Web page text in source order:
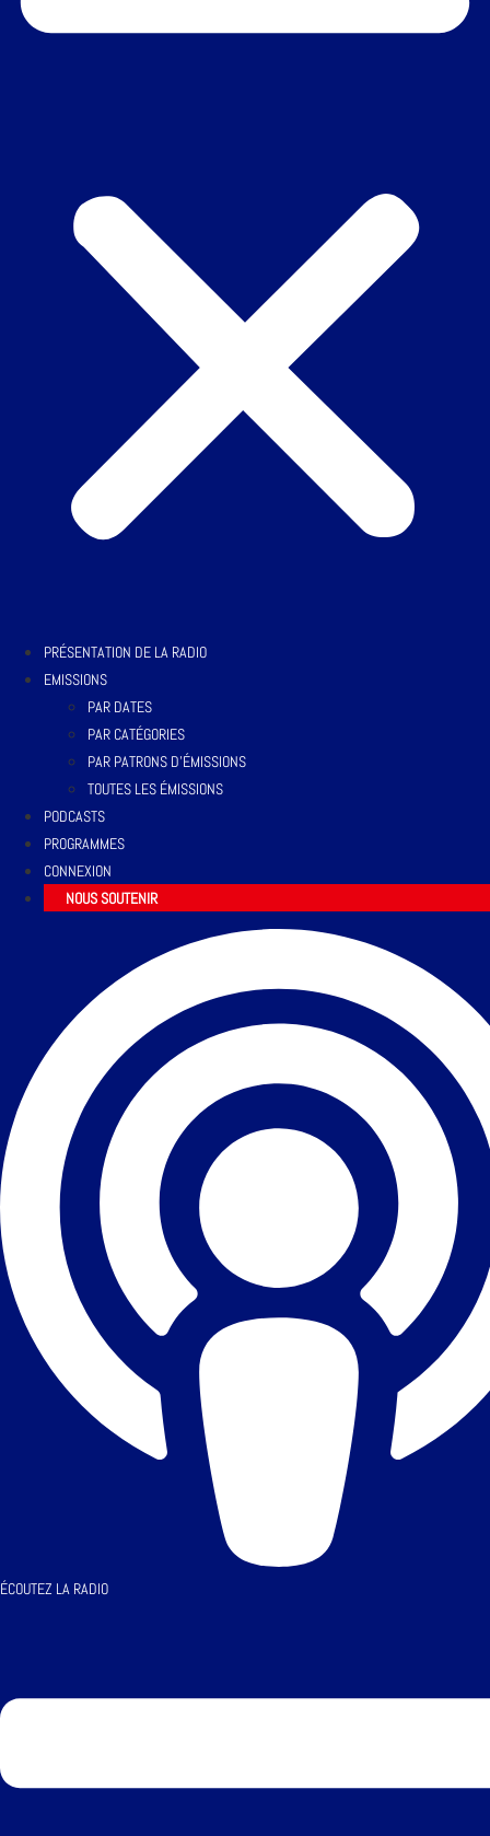
PRÉSENTATION DE LA RADIO
EMISSIONS
PAR DATES
PAR CATÉGORIES
PAR PATRONS D’ÉMISSIONS
TOUTES LES ÉMISSIONS
PODCASTS
PROGRAMMES
CONNEXION
NOUS SOUTENIR
ÉCOUTEZ LA RADIO